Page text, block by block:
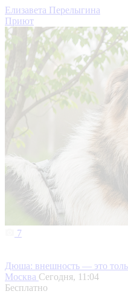
Елизавета Перелыгина
Приют
7
Дюша: внешность — это
Москва Сегодня, 11:04
Бесплатно